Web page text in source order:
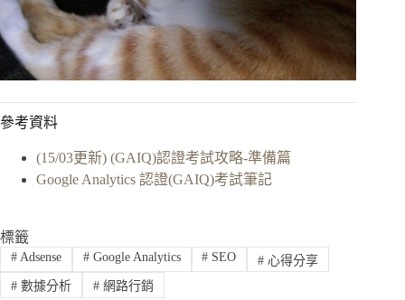
參考資料
(15/03更新) (GAIQ)認證考試攻略-準備篇
Google Analytics 認證(GAIQ)考試筆記
標籤
#Adsense #Google Analytics # SEO # 心得分享
#數據分析 #網路行銷